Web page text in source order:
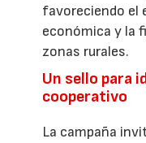
favoreciendo el
económica y la
zonas rurales.
Un sello para
cooperativo
La campaña